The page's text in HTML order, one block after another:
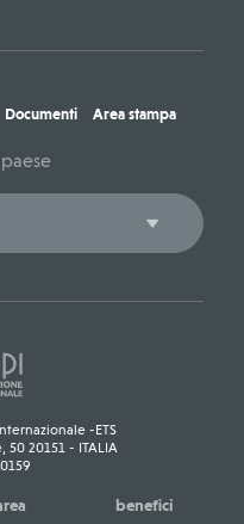
Documenti Area stampa
-ETS
50 20151 - ITALIA
benefici